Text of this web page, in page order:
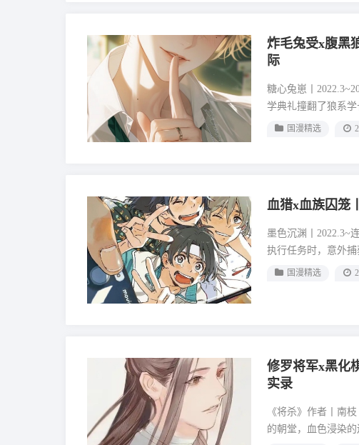
炸毛兔受x腹黑
际
糖心兔崽丨
学典礼撞翻了狼系
国漫精选
血猎x血族囚笼
墨色沉渊丨2022.3~
执行任务时，意外捕
国漫精选
修罗将军x黑化
实录
《将杀》作者丨南
的朝堂，血色浸染